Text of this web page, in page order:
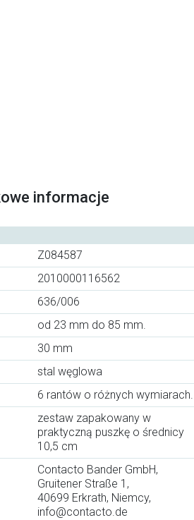
informacje
Z084587
2010000116562
636/006
od 23 mm do 85 mm.
30 mm
stal węglowa
6 rantów o różnych wymiarach.
zestaw zapakowany w
praktyczną puszkę o średnicy
10,5 cm
Contacto Bander GmbH,
Gruitener Straße 1,
40699 Erkrath, Niemcy,
info@contacto.de